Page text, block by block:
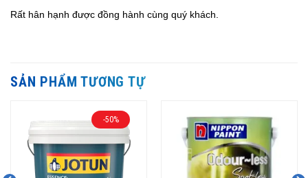
Rất hân hạnh được đồng hành cùng quý khách.
SẢN PHẨM TƯƠNG TỰ
-50%